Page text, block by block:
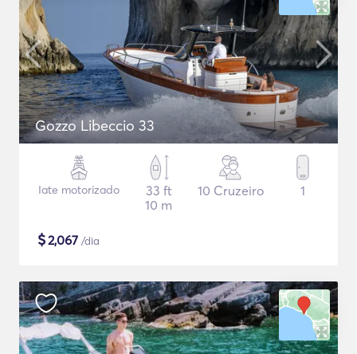
Gozzo Libeccio 33
Iate motorizado
33 ft
10 m
10 Cruzeiro 1
$2,067 /dia